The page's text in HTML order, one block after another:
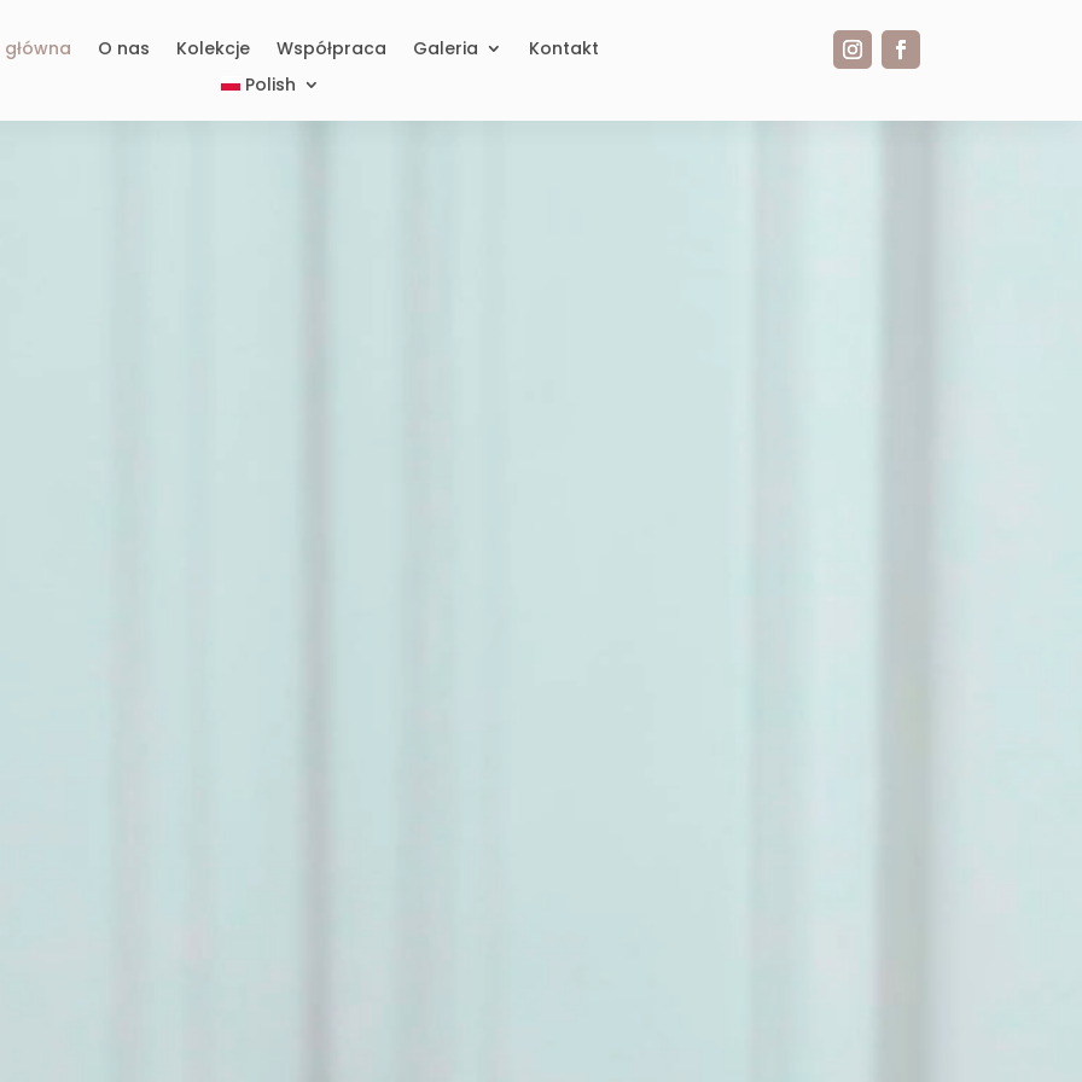
O nas Kolekcje Współpraca Galeria
Kontakt
Polish